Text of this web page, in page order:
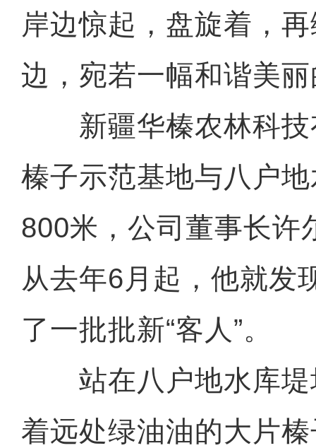
岸边惊起，盘旋着，
边，宛若一幅和谐美
新疆华榛农林科技
榛子示范基地与八户
800米，公司董事长许
从去年6月起，他就发
了一批批新“客人”。
站在八户地水库堤
着远处绿油油的大片